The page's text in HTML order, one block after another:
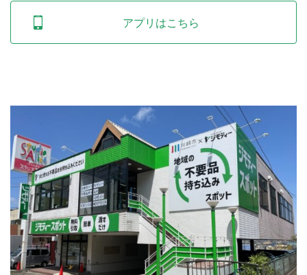
アプリはこちら